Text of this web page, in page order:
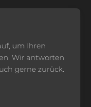
um Ihren
Wir antworten
gerne zurück.